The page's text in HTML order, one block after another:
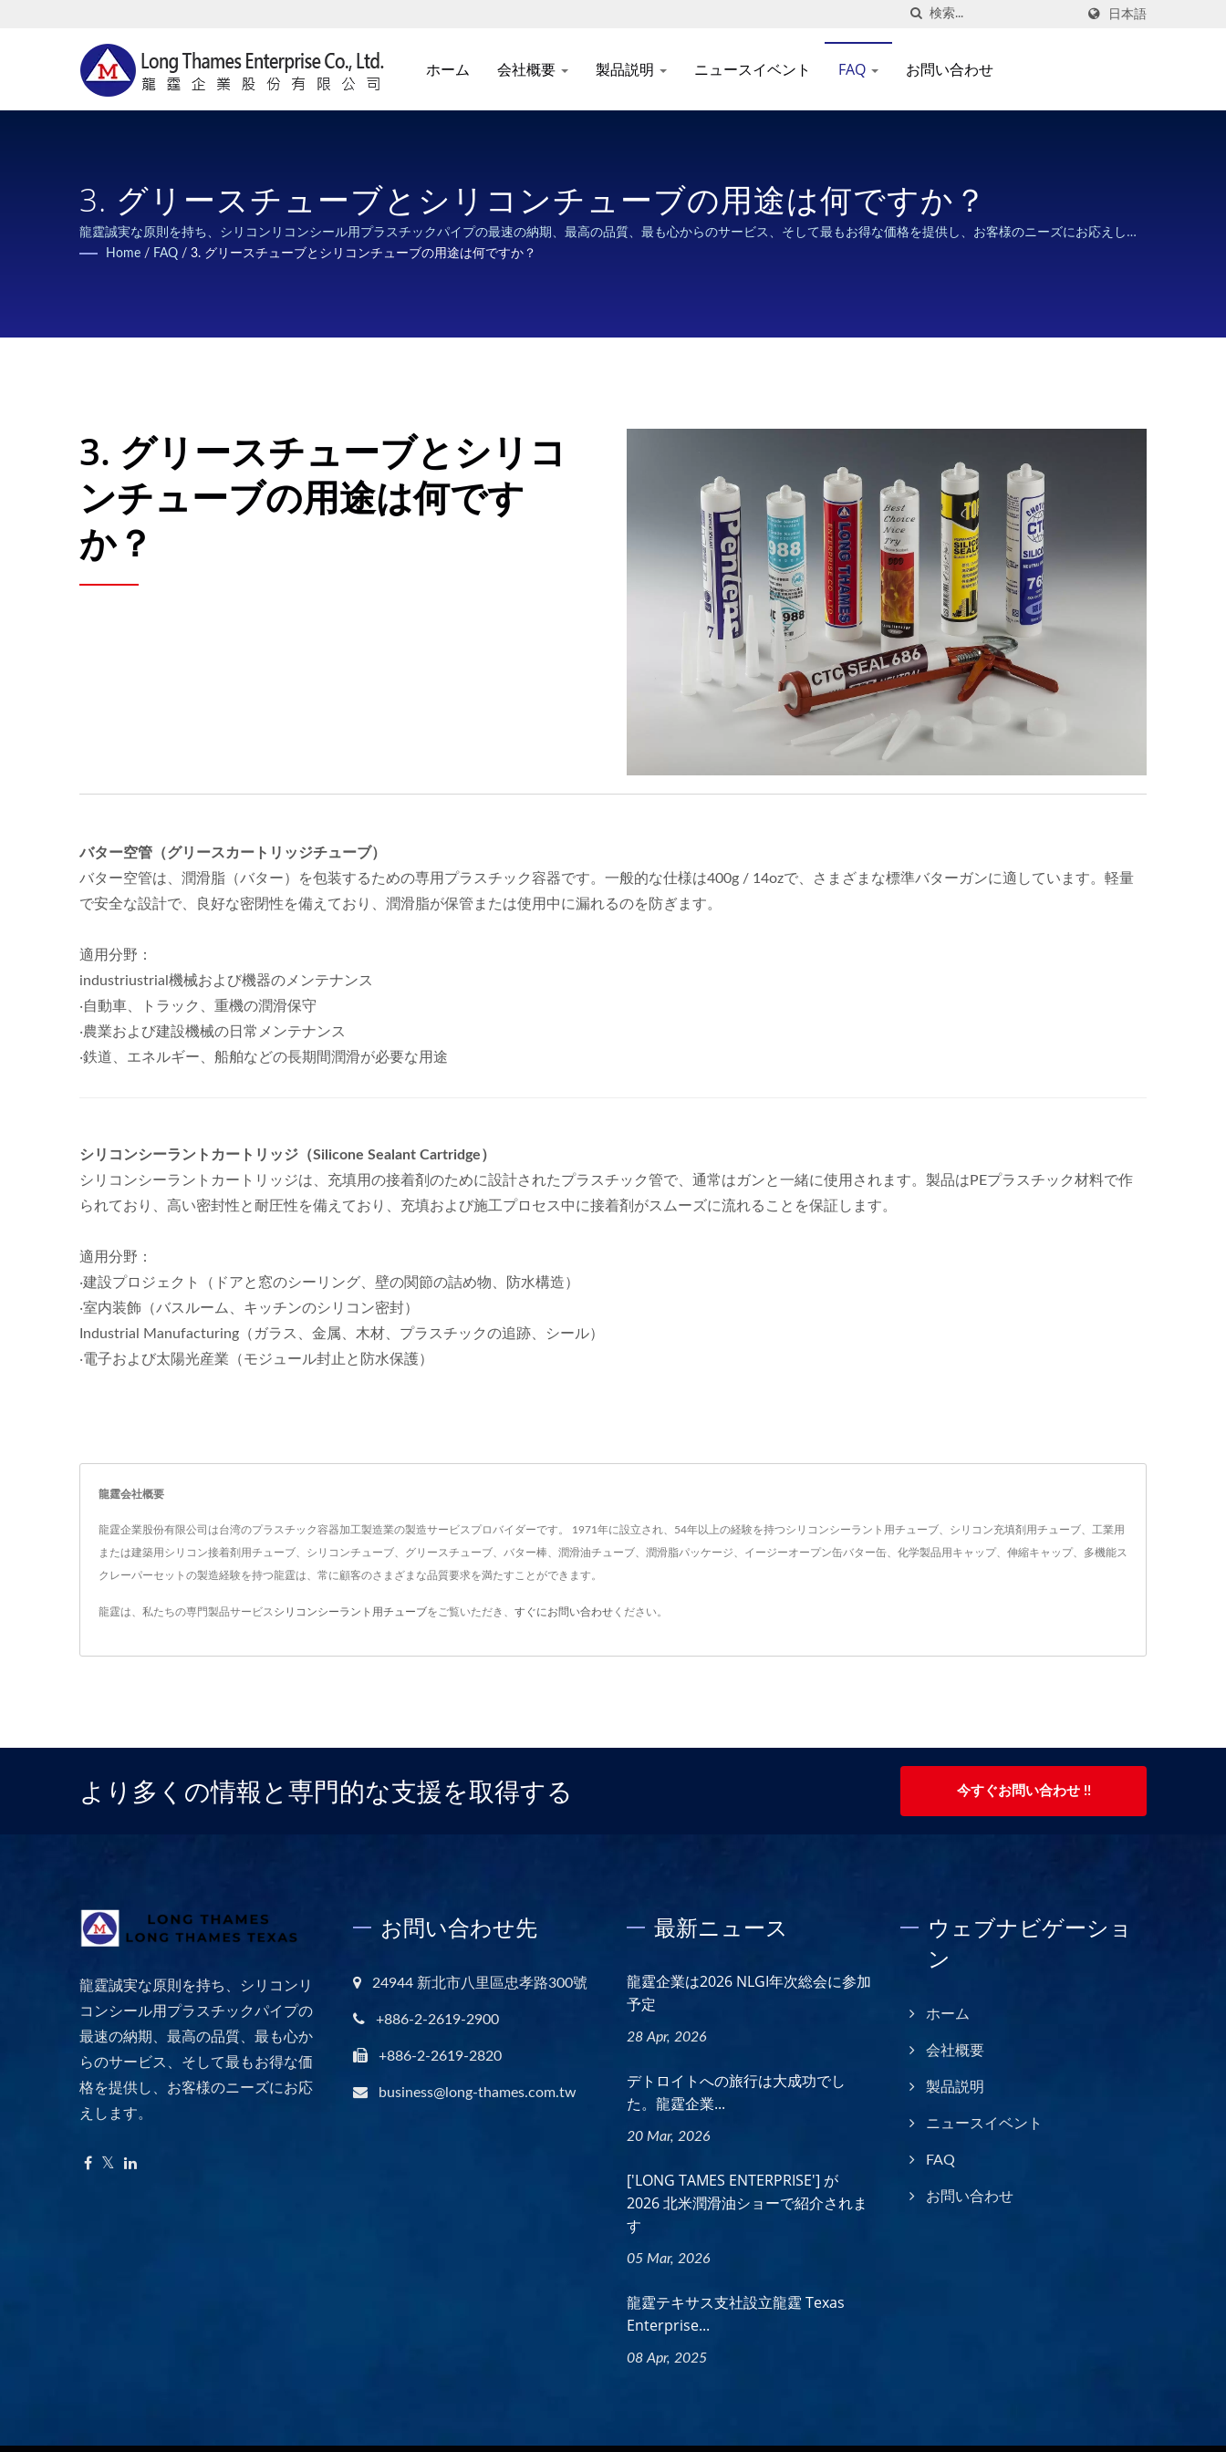
日本語
ホーム 会社概要 製品説明 ニュースイベント FAQ お問い合わせ
3. グリースチューブとシリコンチューブの用途は何ですか？
龍霆誠実な原則を持ち、シリコンリコンシール用プラスチックパイプの最速の納期、最高の品質、最も心からのサービス、そして最もお得な価格を提供し、お客様のニーズにお応えしま
す。
Home / FAQ / 3. グリースチューブとシリコンチューブの用途は何ですか？
3. グリースチューブとシリコ
ンチューブの用途は何です
か？
バター空管（グリースカートリッジチューブ）
バター空管は、潤滑脂（バター）を包装するための専用プラスチック容器です。一般的な仕様は400g / 14ozで、さまざまな標準バターガンに適しています。軽量
で安全な設計で、良好な密閉性を備えており、潤滑脂が保管または使用中に漏れるのを防ぎます。
適用分野：
industriustrial機械および機器のメンテナンス
‧自動車、トラック、重機の潤滑保守
‧農業および建設機械の日常メンテナンス
‧鉄道、エネルギー、船舶などの長期間潤滑が必要な用途
シリコンシーラントカートリッジ（Silicone Sealant Cartridge）
シリコンシーラントカートリッジは、充填用の接着剤のために設計されたプラスチック管で、通常はガンと一緒に使用されます。製品はPEプラスチック材料で作
られており、高い密封性と耐圧性を備えており、充填および施工プロセス中に接着剤がスムーズに流れることを保証します。
適用分野：
‧建設プロジェクト（ドアと窓のシーリング、壁の関節の詰め物、防水構造）
‧室内装飾（バスルーム、キッチンのシリコン密封）
Industrial Manufacturing（ガラス、金属、木材、プラスチックの追跡、シール）
‧電子および太陽光産業（モジュール封止と防水保護）
龍霆会社概要
龍霆企業股份有限公司は台湾のプラスチック容器加工製造業の製造サービスプロバイダーです。 1971年に設立され、54年以上の経験を持つシリコンシーラント用チューブ、シリコン充填剤用チューブ、工業用
または建築用シリコン接着剤用チューブ、シリコンチューブ、グリースチューブ、バター棒、潤滑油チューブ、潤滑脂パッケージ、イージーオープン缶バター缶、化学製品用キャップ、伸縮キャップ、多機能ス
クレーパーセットの製造経験を持つ龍霆は、常に顧客のさまざまな品質要求を満たすことができます。
龍霆は、私たちの専門製品サービス シリコンシーラント用チューブをご覧いただき、 すぐにお問い合わせ ください。
より多くの情報と専門的な支援を取得する 今すぐお問い合わせ !!
龍霆誠実な原則を持ち、シリコンリ
コンシール用プラスチックパイプの
最速の納期、最高の品質、最も心か
らのサービス、そして最もお得な価
格を提供し、お客様のニーズにお応
えします。
お問い合わせ先
24944 新北市八里區忠孝路300號
+886-2-2619-2900
+886-2-2619-2820
business@long-thames.com.tw
最新ニュース
龍霆企業は2026 NLGI年次総会に参加
予定
28 Apr, 2026
デトロイトへの旅行は大成功でし
た。龍霆企業...
20 Mar, 2026
['LONG TAMES ENTERPRISE'] が
2026 北米潤滑油ショーで紹介されま
す
05 Mar, 2026
龍霆テキサス支社設立龍霆 Texas
Enterprise...
08 Apr, 2025
ウェブナビゲーショ
ン
ホーム
会社概要
製品説明
ニュースイベント
FAQ
お問い合わせ